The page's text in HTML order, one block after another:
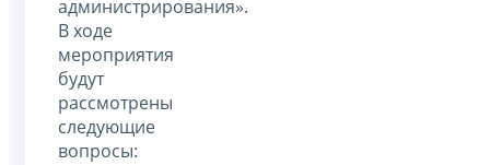
администрирования».
В ходе
мероприятия
будут
рассмотрены
следующие
вопросы: